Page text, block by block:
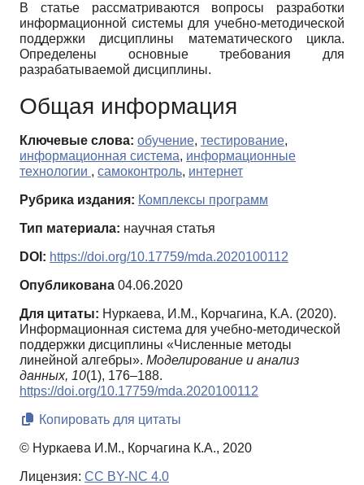
В статье рассматриваются вопросы разработки
информационной системы для учебно-методической
поддержки дисциплины математического цикла.
Определены основные требования для
разрабатываемой дисциплины.
Общая информация
Ключевые слова: обучение, тестирование,
информационная система, информационные
технологии , самоконтроль, интернет
Рубрика издания: Комплексы программ
Тип материала: научная статья
DOI: https://doi.org/10.17759/mda.2020100112
Опубликована 04.06.2020
Для цитаты: Нуркаева, И.М., Корчагина, К.А. (2020).
Информационная система для учебно-методической
поддержки дисциплины «Численные методы
линейной алгебры». Моделирование и анализ
данных, 10(1), 176–188.
https://doi.org/10.17759/mda.2020100112
Копировать для цитаты
© Нуркаева И.М., Корчагина К.А., 2020
Лицензия: CC BY-NC 4.0